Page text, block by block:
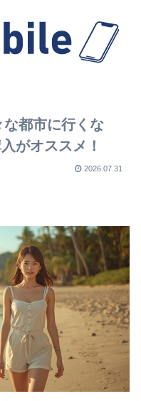
都市に行くな
がオススメ！
2026.07.31